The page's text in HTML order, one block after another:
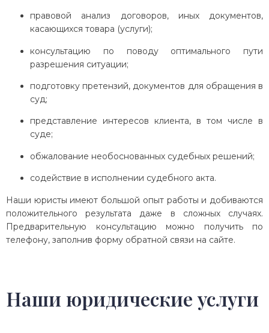
правовой анализ договоров, иных документов,
касающихся товара (услуги);
консультацию по поводу оптимального пути
разрешения ситуации;
подготовку претензий, документов для обращения в
суд;
представление интересов клиента, в том числе в
суде;
обжалование необоснованных судебных решений;
содействие в исполнении судебного акта.
Наши юристы имеют большой опыт работы и добиваются
положительного результата даже в сложных случаях.
Предварительную консультацию можно получить по
телефону, заполнив форму обратной связи на сайте.
Наши юридические услуги